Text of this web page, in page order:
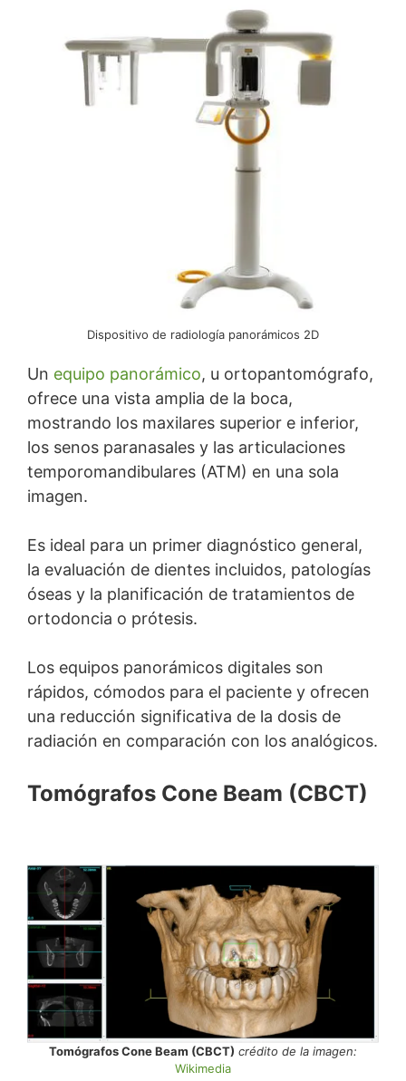
Dispositivo de radiología panorámicos 2D
Un equipo panorámico, u ortopantomógrafo,
ofrece una vista amplia de la boca,
mostrando los maxilares superior e inferior,
los senos paranasales y las articulaciones
temporomandibulares (ATM) en una sola
imagen.
Es ideal para un primer diagnóstico general,
la evaluación de dientes incluidos, patologías
óseas y la planificación de tratamientos de
ortodoncia o prótesis.
Los equipos panorámicos digitales son
rápidos, cómodos para el paciente y ofrecen
una reducción significativa de la dosis de
radiación en comparación con los analógicos.
Tomógrafos Cone Beam (CBCT)
Tomógrafos Cone Beam (CBCT) crédito de la imagen:
Wikimedia